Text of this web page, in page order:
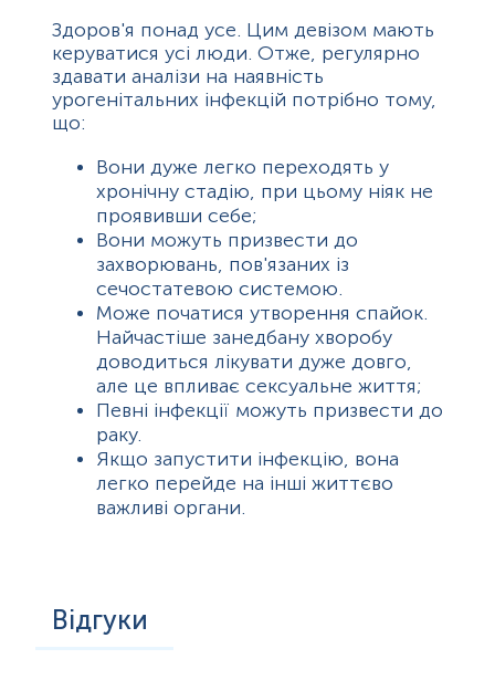
Здоров'я понад усе. Цим девізом мають
керуватися усі люди. Отже, регулярно
здавати аналізи на наявність
урогенітальних інфекцій потрібно тому,
що:
Вони дуже легко переходять у
хронічну стадію, при цьому ніяк не
проявивши себе;
Вони можуть призвести до
захворювань, пов'язаних із
сечостатевою системою.
Може початися утворення спайок.
Найчастіше занедбану хворобу
доводиться лікувати дуже довго,
але це впливає сексуальне життя;
Певні інфекції можуть призвести до
раку.
Якщо запустити інфекцію, вона
легко перейде на інші життєво
важливі органи.
Відгуки